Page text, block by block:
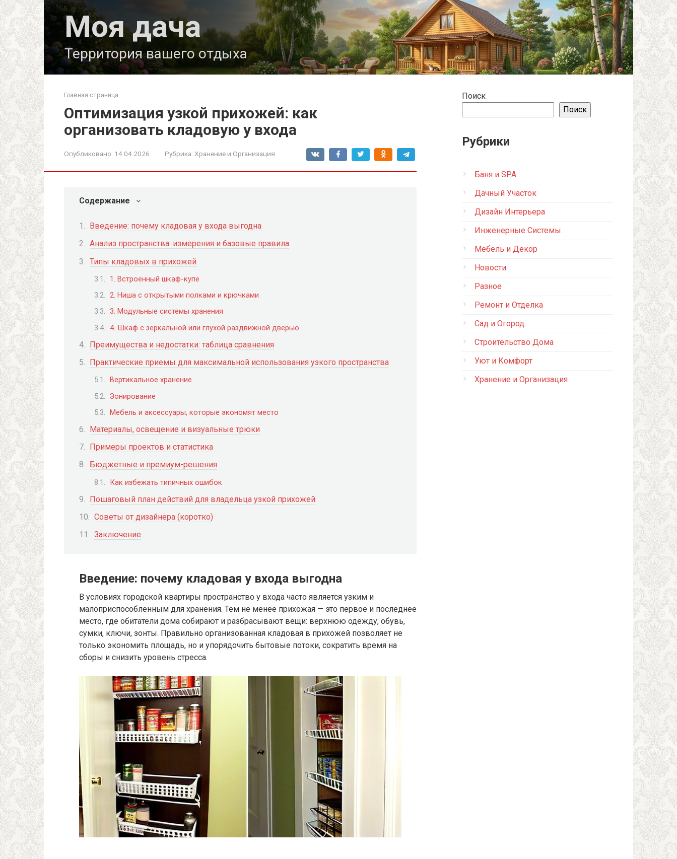
Моя дача
Территория вашего отдыха
Главная страница
Оптимизация узкой прихожей: как
организовать кладовую у входа
Опубликовано: 14.04.2026 Рубрика: Хранение и Организация
Содержание
Введение: почему кладовая у входа выгодна
Анализ пространства: измерения и базовые правила
Типы кладовых в прихожей
1. Встроенный шкаф-купе
2. Ниша с открытыми полками и крючками
3. Модульные системы хранения
4. Шкаф с зеркальной или глухой раздвижной дверью
Преимущества и недостатки: таблица сравнения
Практические приемы для максимальной использования узкого пространства
Вертикальное хранение
Зонирование
Мебель и аксессуары, которые экономят место
Материалы, освещение и визуальные трюки
Примеры проектов и статистика
Бюджетные и премиум-решения
Как избежать типичных ошибок
Пошаговый план действий для владельца узкой прихожей
Советы от дизайнера (коротко)
Заключение
Введение: почему кладовая у входа выгодна
В условиях городской квартиры пространство у входа часто является узким и
малоприспособленным для хранения. Тем не менее прихожая — это первое и последнее
место, где обитатели дома собирают и разбрасывают вещи: верхнюю одежду, обувь,
сумки, ключи, зонты. Правильно организованная кладовая в прихожей позволяет не
только экономить площадь, но и упорядочить бытовые потоки, сократить время на
сборы и снизить уровень стресса.
Поиск
Поиск
Рубрики
Баня и SPA
Дачный Участок
Дизайн Интерьера
Инженерные Системы
Мебель и Декор
Новости
Разное
Ремонт и Отделка
Сад и Огород
Строительство Дома
Уют и Комфорт
Хранение и Организация